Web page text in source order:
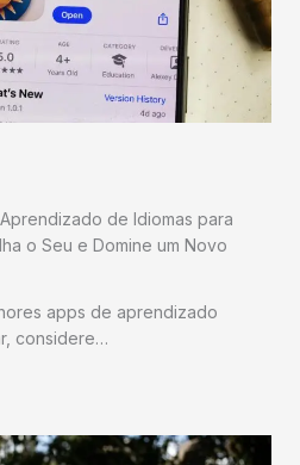
de Idiomas para
o Seu e Domine um Novo
apps de aprendizado
considere…